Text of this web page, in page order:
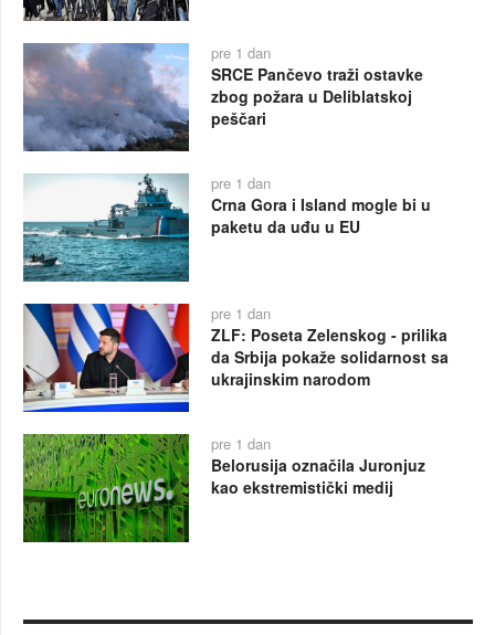
pre 1 dan
SRCE Pančevo traži ostavke
zbog požara u Deliblatskoj
peščari
pre 1 dan
Crna Gora i Island mogle bi u
paketu da uđu u EU
pre 1 dan
ZLF: Poseta Zelenskog - prilika
da Srbija pokaže solidarnost sa
ukrajinskim narodom
pre 1 dan
Belorusija označila Juronjuz
kao ekstremistički medij